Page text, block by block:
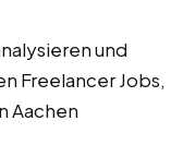
und
Freelancer Jobs,
Aachen